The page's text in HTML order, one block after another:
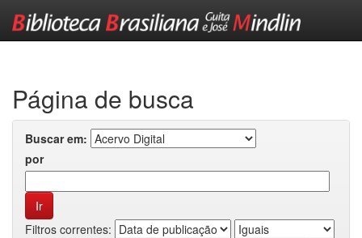
Página de busca
Buscar em:
por
Filtros correntes: